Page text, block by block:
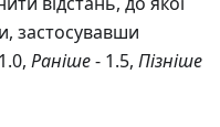
застосувавши
Раніше- 1.5, Пізніше